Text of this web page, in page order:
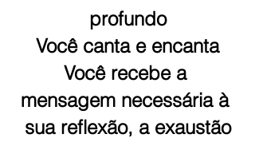
profundo
Você canta e encanta
Você recebe a
mensagem necessária à
sua reflexão, a exaustão